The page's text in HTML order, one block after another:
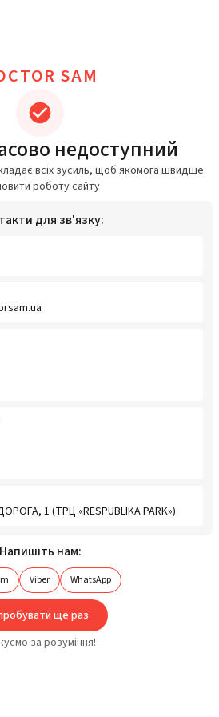
SAM
недоступний
всіх зусиль, щоб якомога швидше
роботу сайту
для зв'язку:
1 (ТРЦ «RESPUBLIKA PARK»)
Напишіть нам:
Viber WhatsApp
ще раз
за розуміння!